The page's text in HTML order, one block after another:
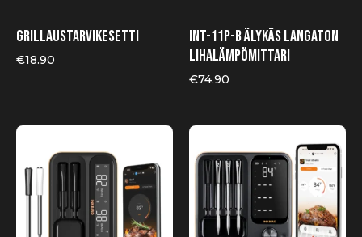
Grillaustarvikesetti
€18.90
INT-11P-B älykäs langaton
lihalämpömittari
€74.90